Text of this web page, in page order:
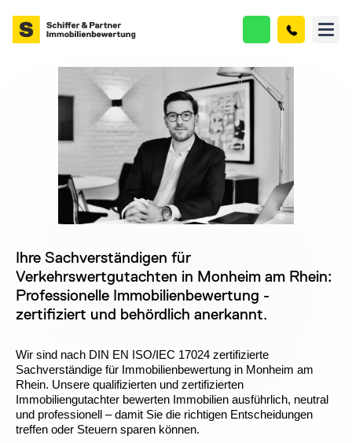
Ihre Sachverständigen für
Verkehrswertgutachten in Monheim am Rhein:
Professionelle Immobilienbewertung -
zertifiziert und behördlich anerkannt.
Wir sind nach DIN EN ISO/IEC 17024 zertifizierte
Sachverständige für Immobilienbewertung in Monheim am
Rhein. Unsere qualifizierten und zertifizierten
Immobiliengutachter bewerten Immobilien ausführlich, neutral
und professionell – damit Sie die richtigen Entscheidungen
treffen oder Steuern sparen können.